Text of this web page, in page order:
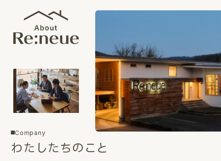
Company
わたしたちのこと